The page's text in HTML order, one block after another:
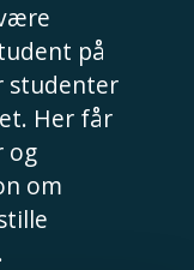
på
studenter
Her får
og
om